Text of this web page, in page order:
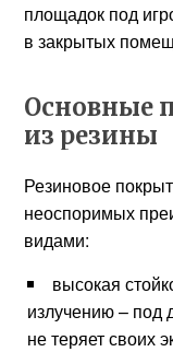
площадок под
в закрытых
Основные
из резины
Резиновое
неоспоримых
видами:
высокая
излучению – под
не теряет своих